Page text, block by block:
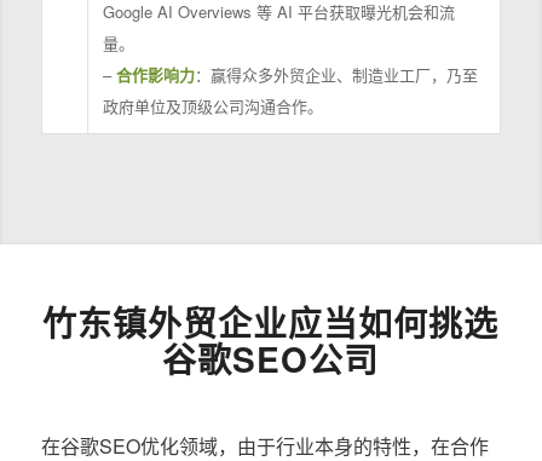
Google AI Overviews 等 AI 平台获取曝光机会和流
量。
–合作影响力：赢得众多外贸企业、制造业工厂，乃至
政府单位及顶级公司沟通合作。
竹东镇外贸企业应当如何挑选
谷歌SEO公司
在谷歌SEO优化领域，由于行业本身的特性，在合作